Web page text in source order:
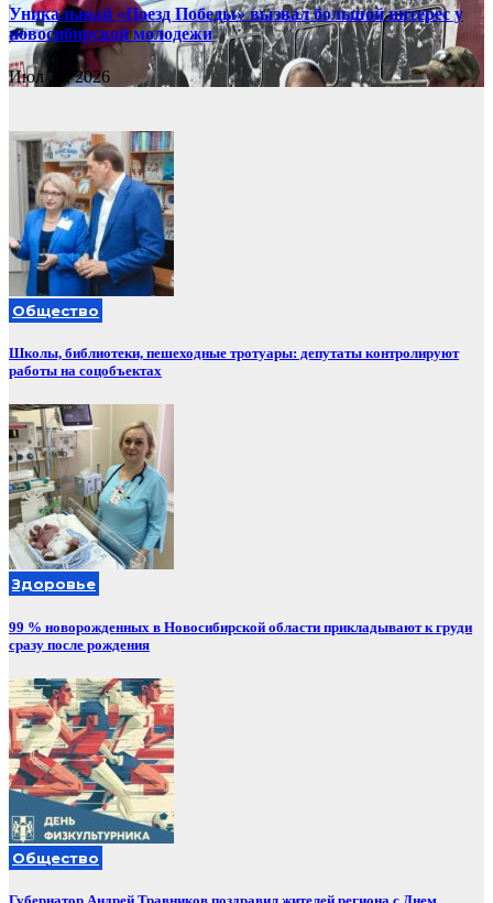
Уникальный «Поезд Победы» вызвал большой интерес у
новосибирской молодежи
Июл 30, 2026
Общество
Школы, библиотеки, пешеходные тротуары: депутаты контролируют
работы на соцобъектах
Здоровье
99 % новорожденных в Новосибирской области прикладывают к груди
сразу после рождения
Общество